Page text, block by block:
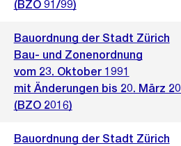
(BZO 91/99)
Bauordnung der Stadt Zürich
Bau- und Zonenordnung
vom 23. Oktober 1991
mit Änderungen bis 20. März
(BZO 2016)
Bauordnung der Stadt Zürich